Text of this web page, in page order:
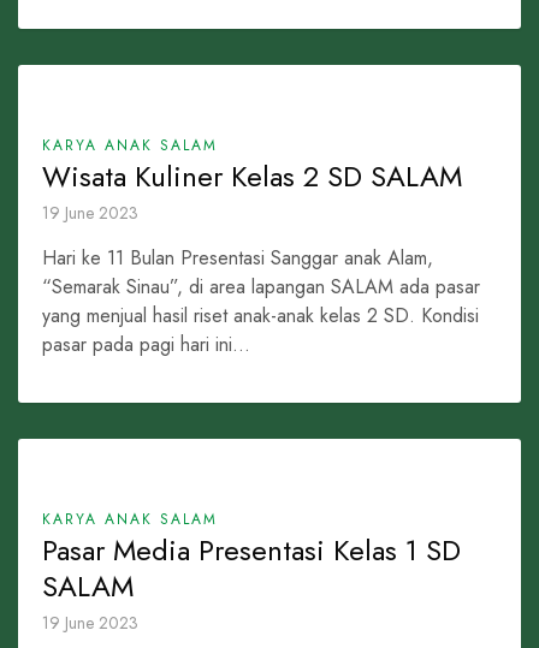
KARYA ANAK SALAM
Wisata Kuliner Kelas 2 SD SALAM
19 June 2023
Hari ke 11 Bulan Presentasi Sanggar anak Alam,
“Semarak Sinau”, di area lapangan SALAM ada pasar
yang menjual hasil riset anak-anak kelas 2 SD. Kondisi
pasar pada pagi hari ini...
KARYA ANAK SALAM
Pasar Media Presentasi Kelas 1 SD
SALAM
19 June 2023